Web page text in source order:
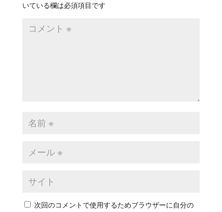
いている欄は必須項目です
次回のコメントで使用するためブラウザーに自分の